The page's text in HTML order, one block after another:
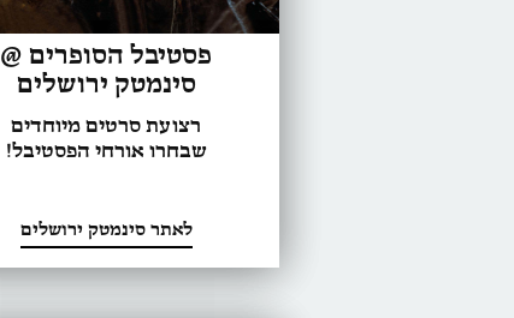
פסטיבל הסופרים @
סינמטק ירושלים
רצועת סרטים מיוחדים
שבחרו אורחי הפסטיבל!
לאתר סינמטק ירושלים